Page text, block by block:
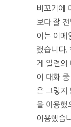
비꼬기에
보다 잘
이는 이메
랬습니다.
게 일련의
이 대화
은 그렇지
을 이용했
이용했습